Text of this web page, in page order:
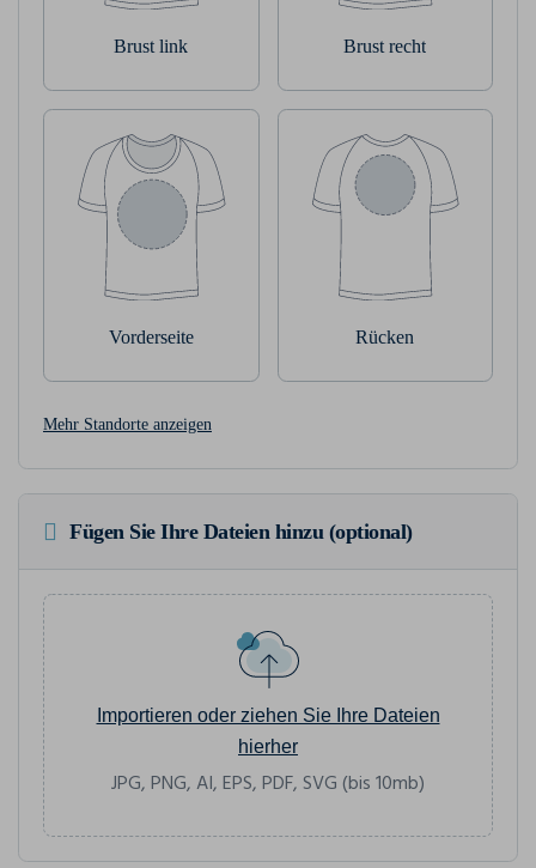
Brust link Brust recht
Vorderseite Rücken
Mehr Standorte anzeigen
Fügen Sie Ihre Dateien hinzu (optional)
Importieren oder ziehen Sie Ihre Dateien
hierher
JPG, PNG, AI, EPS, PDF, SVG (bis 10mb)